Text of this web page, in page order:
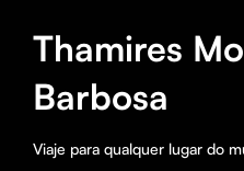
Thamires
Barbosa
Viaje para qualquer lugar do